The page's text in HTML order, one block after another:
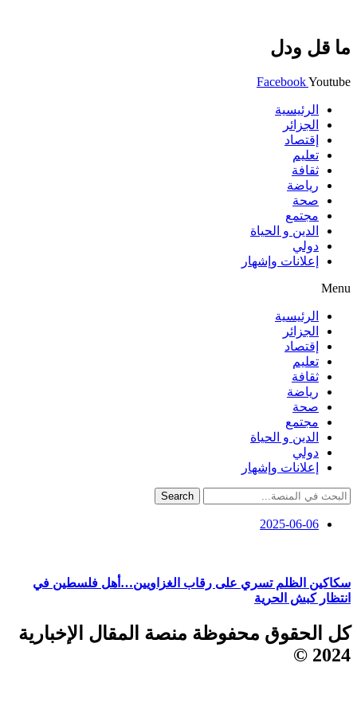
ما قل ودل
FacebookYoutube
الرئيسية
الجزائر
إقتصاد
تعليم
ثقافة
رياضة
صحة
مجتمع
الدين و الحياة
دولي
إعلانات وإشهار
Menu
الرئيسية
الجزائر
إقتصاد
تعليم
ثقافة
رياضة
صحة
مجتمع
الدين و الحياة
دولي
إعلانات وإشهار
Search
2025-06-06
سكاكين الظلم تسري على رقاب الغزاويين…أهل فلسطين في
انتظار كبش الحرية
كل الحقوق محفوظة منصة المقال الإخبارية
2024 ©